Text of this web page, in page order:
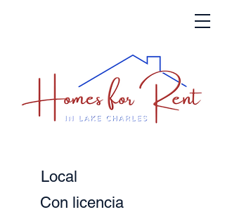
Local
Con licencia